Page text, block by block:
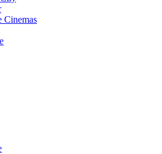
Cinemas